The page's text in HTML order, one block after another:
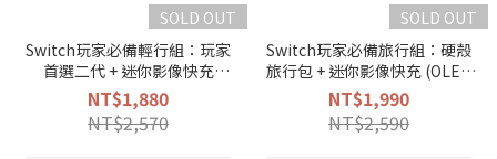
SOLD OUT
Switch玩家必備輕行組：玩家
首選二代 + 迷你影像快充
(OLED適用)
NT$1,880
NT$2,570
SOLD OUT
Switch玩家必備旅行組：硬殼
旅行包 + 迷你影像快充 (OLED
適用)
NT$1,990
NT$2,590